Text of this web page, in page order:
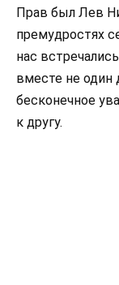
Прав был Лев
премудростях
нас
вместе не один
бесконечное
к другу.